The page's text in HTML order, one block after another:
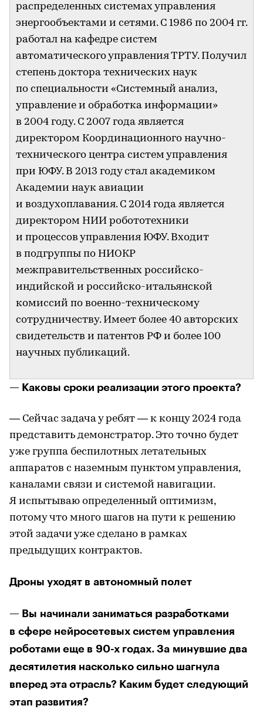
распределенных системах управления
энергообъектами и сетями. С 1986 по 2004 гг.
работал на кафедре систем
автоматического управления ТРТУ. Получил
степень доктора технических наук
по специальности «Системный анализ,
управление и обработка информации»
в 2004 году. С 2007 года является
директором Координационного научно-
технического центра систем управления
при ЮФУ. В 2013 году стал академиком
Академии наук авиации
и воздухоплавания. С 2014 года является
директором НИИ робототехники
и процессов управления ЮФУ. Входит
в подгруппы по НИОКР
межправительственных российско-
индийской и российско-итальянской
комиссий по военно-техническому
сотрудничеству. Имеет более 40 авторских
свидетельств и патентов РФ и более 100
научных публикаций.
— Каковы сроки реализации этого проекта?
— Сейчас задача у ребят — к концу 2024 года
представить демонстратор. Это точно будет
уже группа беспилотных летательных
аппаратов с наземным пунктом управления,
каналами связи и системой навигации.
Я испытываю определенный оптимизм,
потому что много шагов на пути к решению
этой задачи уже сделано в рамках
предыдущих контрактов.
Дроны уходят в автономный полет
— Вы начинали заниматься разработками
в сфере нейросетевых систем управления
роботами еще в 90-х годах. За минувшие два
десятилетия насколько сильно шагнула
вперед эта отрасль? Каким будет следующий
этап развития?